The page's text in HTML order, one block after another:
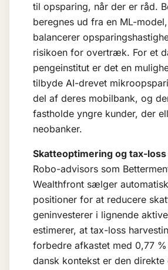
til opsparing, når der er råd.
beregnes ud fra en ML-
balancerer
risikoen for overtræk. For et
pengeinstitut er det en
tilbyde AI-drevet
del af deres mobilbank, og
fastholde yngre kunder, der
neobanker.
Skatteoptimering og tax-
Robo-advisors som
Wealthfront sælger
positioner for at reducere
geninvesterer i lignende
estimerer, at tax-loss
forbedre afkastet med 0,77
dansk kontekst er den